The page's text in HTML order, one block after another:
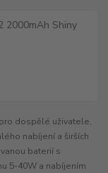
dospělé uživatele,
nabíjení a širších
baterií s
5-40W a nabíjením